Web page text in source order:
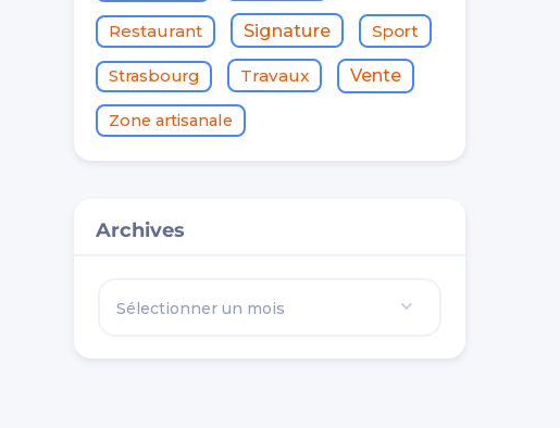
Restaurant Signature Sport
Strasbourg Travaux Vente
Zone artisanale
Archives